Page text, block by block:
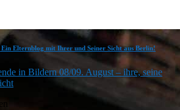
Ein Elternblog mit Ihrer und Seiner Sicht aus Berlin!
in Bildern 08/09. August – ihre, seine